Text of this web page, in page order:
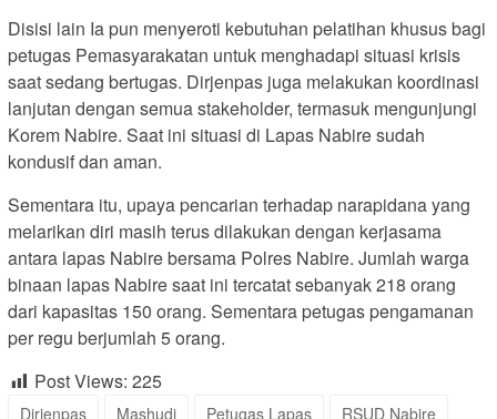
Disisi lain Ia pun menyeroti kebutuhan pelatihan khusus bagi
petugas Pemasyarakatan untuk menghadapi situasi krisis
saat sedang bertugas. Dirjenpas juga melakukan koordinasi
lanjutan dengan semua stakeholder, termasuk mengunjungi
Korem Nabire. Saat ini situasi di Lapas Nabire sudah
kondusif dan aman.
Sementara itu, upaya pencarian terhadap narapidana yang
melarikan diri masih terus dilakukan dengan kerjasama
antara lapas Nabire bersama Polres Nabire. Jumlah warga
binaan lapas Nabire saat ini tercatat sebanyak 218 orang
dari kapasitas 150 orang. Sementara petugas pengamanan
per regu berjumlah 5 orang.
Post Views: 225
Dirjenpas Mashudi Petugas Lapas RSUD Nabire